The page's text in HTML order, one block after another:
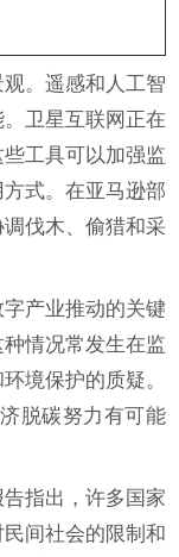
。遥感和人工智
卫星互联网正在
工具可以加强监
式。在亚马逊部
伐木、偷猎和采
产业推动的关键
情况常发生在监
境保护的质疑。
脱碳努力有可能
指出，许多国家
间社会的限制和